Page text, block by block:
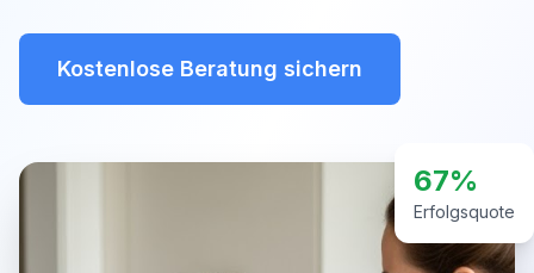
Kostenlose Beratung sichern
67%
Erfolgsquote